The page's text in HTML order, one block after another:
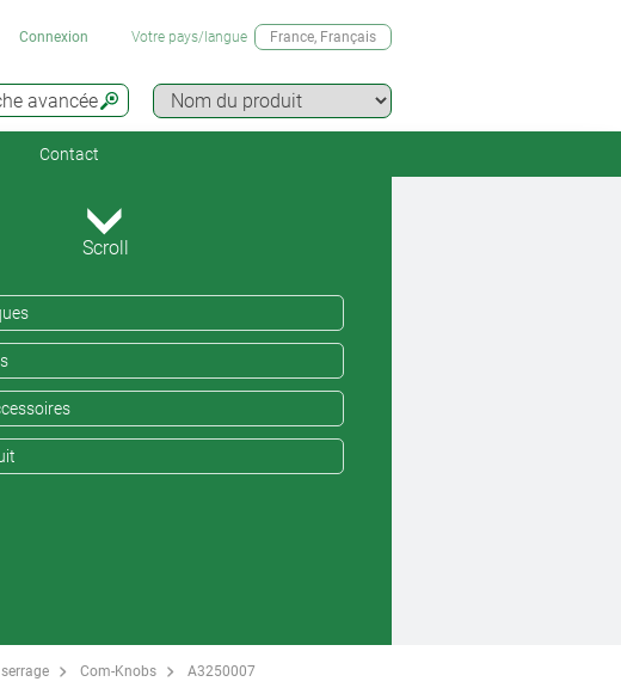
avancée
Connexion Votre pays/langue France, Français
Contact
Scroll
Com-Knobs A3250007